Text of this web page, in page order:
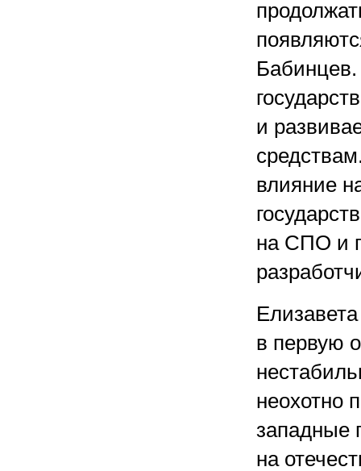
и
влияние
на СПО и
в первую
неохотно
западные
на